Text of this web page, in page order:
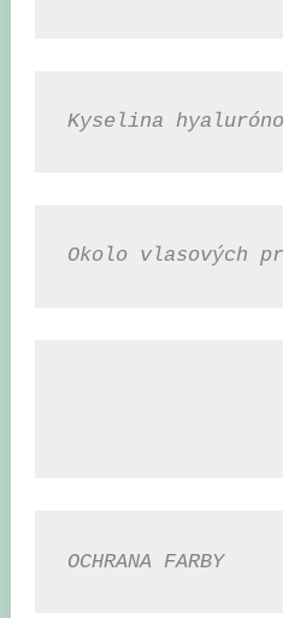
Kyselina
Okolo vlasových
OCHRANA FARBY